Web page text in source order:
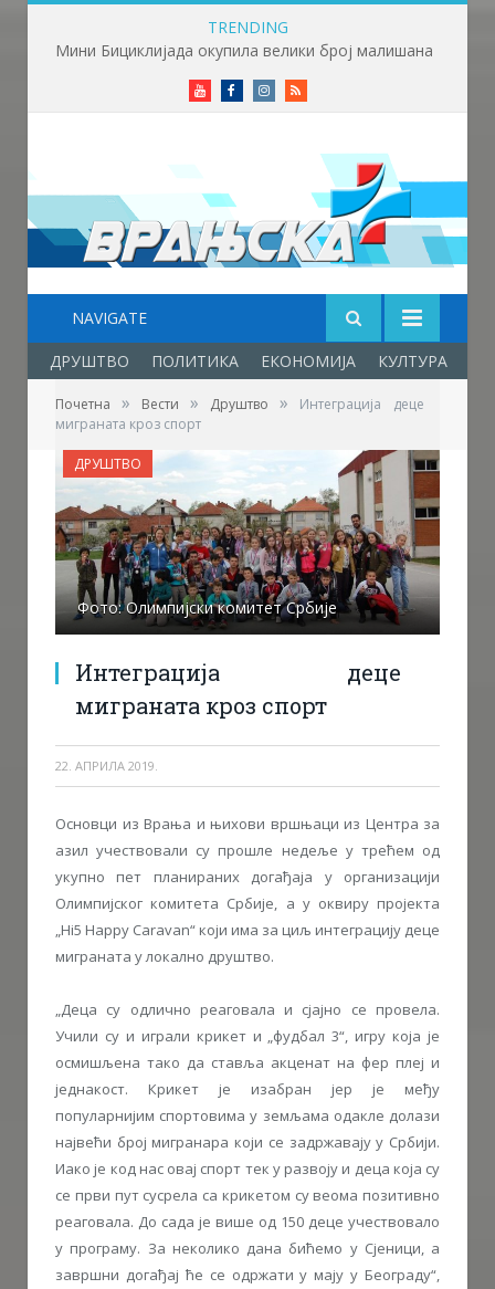
TRENDING
Фестивал фолклора у Врањској Бањи – празник младости, културе, традиције и пријатељства
YoutubeFacebookInstagram
RSS
NAVIGATE
ДРУШТВО ПОЛИТИКА ЕКОНОМИЈА КУЛТУРА
Почетна » Вести » Друштво »
Интеграција деце
миграната кроз спорт
Фото: Олимпијски комитет Србије
Интеграција деце
миграната кроз спорт
22. АПРИЛА 2019.
ДРУШТВО
Основци из Врања и њихови вршњаци из Центра за
азил учествовали су прошле недеље у трећем од
укупно пет планираних догађаја у организацији
Олимпијског комитета Србије, а у оквиру пројекта
„Hi5 Happy Caravan“ који има за циљ интеграцију деце
миграната у локално друштво.
„Деца су одлично реаговала и сјајно се провела.
Учили су и играли крикет и „фудбал 3“, игру која је
осмишљена тако да ставља акценат на фер плеј и
једнакост. Крикет је изабран јер је међу
популарнијим спортовима у земљама одакле долази
највећи број мигранара који се задржавају у Србији.
Иако је код нас овај спорт тек у развоју и деца која су
се први пут сусрела са крикетом су веома позитивно
реаговала. До сада је више од 150 деце учествовало
у програму. За неколико дана бићемо у Сјеници, а
завршни догађај ће се одржати у мају у Београду“,